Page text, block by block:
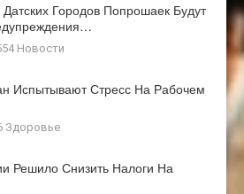
Городов Попрошаек Будут
Новости
Испытывают Стресс На Рабочем
Здоровье
Решило Снизить Налоги На